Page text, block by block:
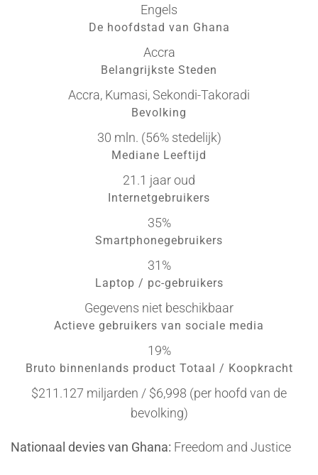
Engels
De hoofdstad van Ghana
Accra
Belangrijkste Steden
Accra, Kumasi, Sekondi-Takoradi
Bevolking
30 mln. (56% stedelijk)
Mediane Leeftijd
21.1 jaar oud
Internetgebruikers
35%
Smartphonegebruikers
31%
Laptop / pc-gebruikers
Gegevens niet beschikbaar
Actieve gebruikers van sociale media
19%
Bruto binnenlands product Totaal / Koopkracht
$211.127 miljarden / $6,998 (per hoofd van de
bevolking)
Nationaal devies van Ghana: Freedom and Justice